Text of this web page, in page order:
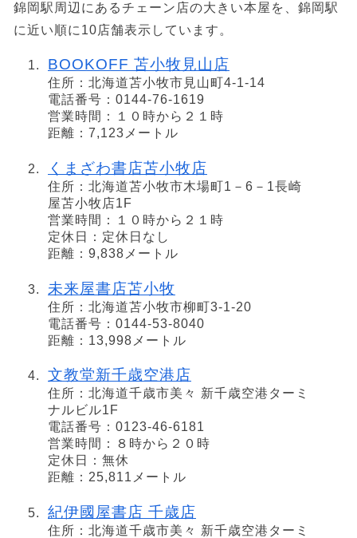
錦岡駅周辺にあるチェーン店の大きい本屋を、錦岡駅
に近い順に10店舗表示しています。
BOOKOFF 苫小牧見山店
住所：北海道苫小牧市見山町4-1-14
電話番号：0144-76-1619
営業時間：１０時から２１時
距離：7,123メートル
くまざわ書店苫小牧店
住所：北海道苫小牧市木場町1－6－1長崎
屋苫小牧店1F
営業時間：１０時から２１時
定休日：定休日なし
距離：9,838メートル
未来屋書店苫小牧
住所：北海道苫小牧市柳町3-1-20
電話番号：0144-53-8040
距離：13,998メートル
文教堂新千歳空港店
住所：北海道千歳市美々 新千歳空港ターミ
ナルビル1F
電話番号：0123-46-6181
営業時間：８時から２０時
定休日：無休
距離：25,811メートル
紀伊國屋書店 千歳店
住所：北海道千歳市美々 新千歳空港ターミ